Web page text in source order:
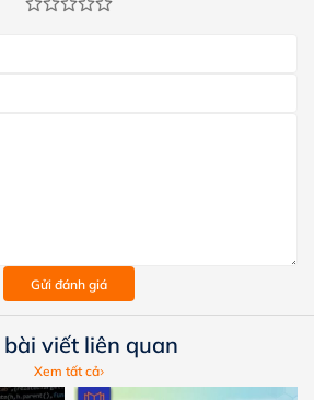
Gửi đánh giá
bài viết liên quan
Xem tất cả